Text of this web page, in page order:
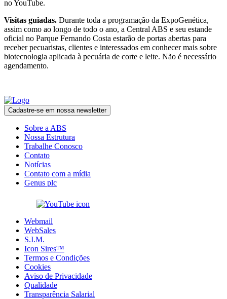
no YouTube.
Visitas guiadas. Durante toda a programação da ExpoGenética,
assim como ao longo de todo o ano, a Central ABS e seu estande
oficial no Parque Fernando Costa estarão de portas abertas para
receber pecuaristas, clientes e interessados em conhecer mais sobre
biotecnologia aplicada à pecuária de corte e leite. Não é necessário
agendamento.
Cadastre-se em nossa newsletter
Sobre a ABS
Nossa Estrutura
Trabalhe Conosco
Contato
Notícias
Contato com a mídia
Genus plc
Webmail
WebSales
S.I.M.
Icon Sires™
Termos e Condições
Cookies
Aviso de Privacidade
Qualidade
Transparência Salarial